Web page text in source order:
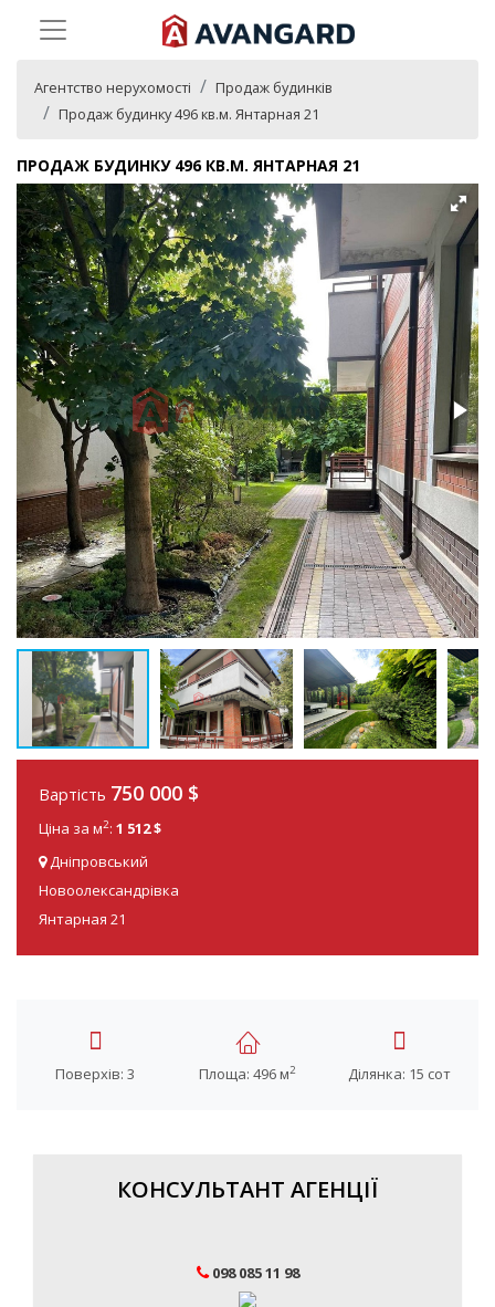
Агентство нерухомості
Продаж будинків
Продаж будинку 496 кв.м. Янтарная 21
ПРОДАЖ БУДИНКУ 496 КВ.М. ЯНТАРНАЯ 21
Вартість 750 000 $
Ціна за м2: 1 512 $
Дніпровський
Новоолександрівка
Янтарная 21
Поверхів: 3 Площа: 496 м2 Ділянка: 15 сот
КОНСУЛЬТАНТ АГЕНЦІЇ
098 085 11 98